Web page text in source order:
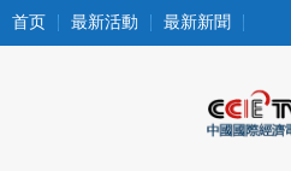
首页 最新活動 最新新聞